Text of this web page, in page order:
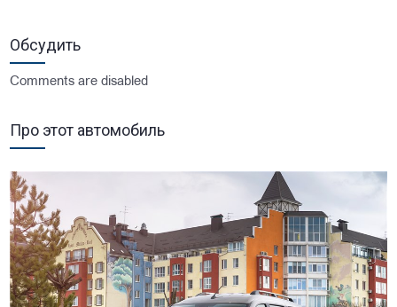
Обсудить
Comments are disabled
Про этот автомобиль